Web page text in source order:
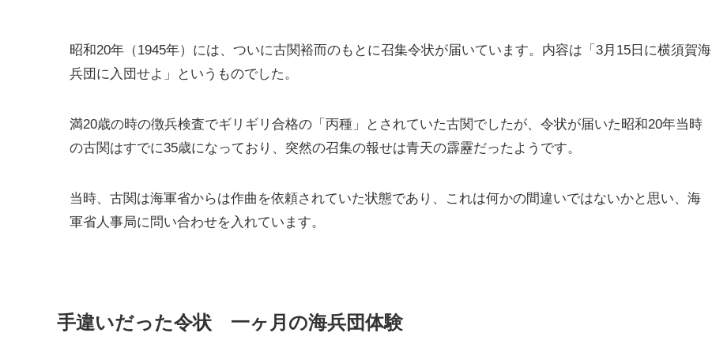
昭和20年（1945年）には、ついに古関裕而のもとに召集令状が届いています。内容は「3月15日に横須賀海
兵団に入団せよ」というものでした。
満20歳の時の徴兵検査でギリギリ合格の「丙種」とされていた古関でしたが、令状が届いた昭和20年当時
の古関はすでに35歳になっており、突然の召集の報せは青天の霹靂だったようです。
当時、古関は海軍省からは作曲を依頼されていた状態であり、これは何かの間違いではないかと思い、海
軍省人事局に問い合わせを入れています。
手違いだった令状 一ヶ月の海兵団体験